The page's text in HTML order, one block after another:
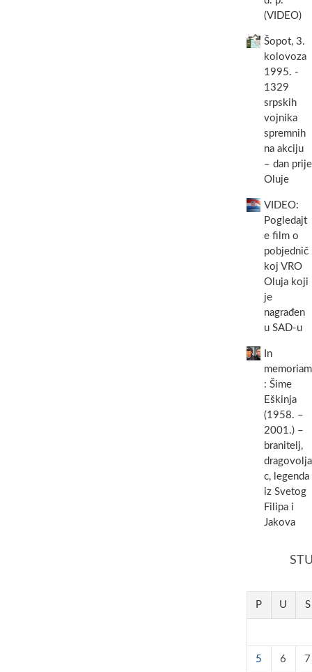
(VIDEO)
Šopot, 3.
kolovoza
1995. -
1329
srpskih
vojnika
spremnih
na akciju
– dan prije
Oluje
VIDEO:
Pogledajt
e film o
pobjednič
koj VRO
Oluja koji
je
nagrađen
u SAD-u
In
memoriam
: Šime
Eškinja
(1958. –
2001.) –
branitelj,
dragovolja
c, legenda
iz Svetog
Filipa i
Jakova
P U S
5 6 7